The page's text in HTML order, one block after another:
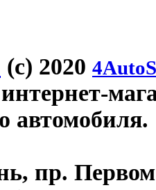
(c) 2020
автомобиля.
пр.